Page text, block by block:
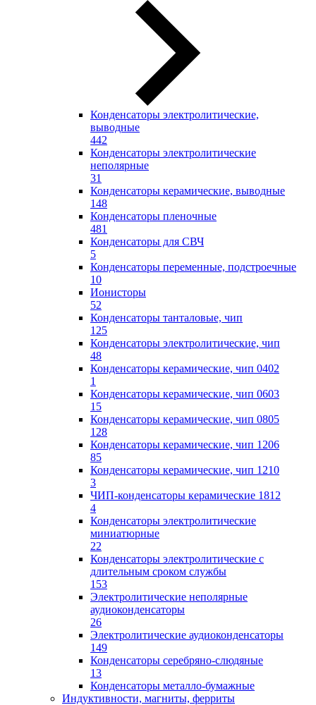
Конденсаторы электролитические,
выводные
442
Конденсаторы электролитические
неполярные
31
Конденсаторы керамические, выводные
148
Конденсаторы пленочные
481
Конденсаторы для СВЧ
5
Конденсаторы переменные, подстроечные
10
Ионисторы
52
Конденсаторы танталовые, чип
125
Конденсаторы электролитические, чип
48
Конденсаторы керамические, чип 0402
1
Конденсаторы керамические, чип 0603
15
Конденсаторы керамические, чип 0805
128
Конденсаторы керамические, чип 1206
85
Конденсаторы керамические, чип 1210
3
ЧИП-конденсаторы керамические 1812
4
Конденсаторы электролитические
миниатюрные
22
Конденсаторы электролитические с
длительным сроком службы
153
Электролитические неполярные
аудиоконденсаторы
26
Электролитические аудиоконденсаторы
149
Конденсаторы серебряно-слюдяные
13
Конденсаторы металло-бумажные
Индуктивности, магниты, ферриты